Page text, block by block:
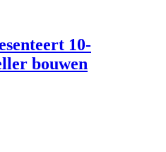
10-
bouwen